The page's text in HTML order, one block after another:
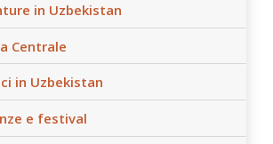
in Uzbekistan
Centrale
in Uzbekistan
e festival